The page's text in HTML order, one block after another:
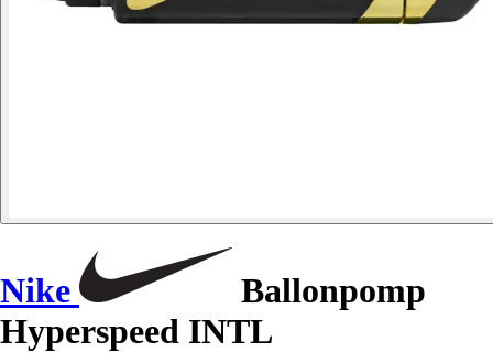
Nike
Ballonpomp
Hyperspeed INTL